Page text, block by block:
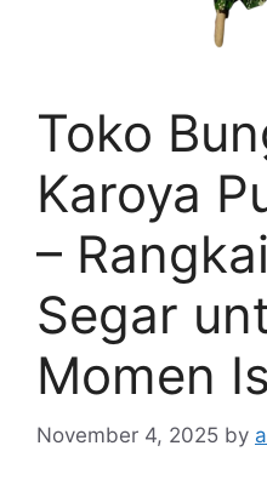
Toko
Karoya
–
Segar
Momen
November 4, 2025 by